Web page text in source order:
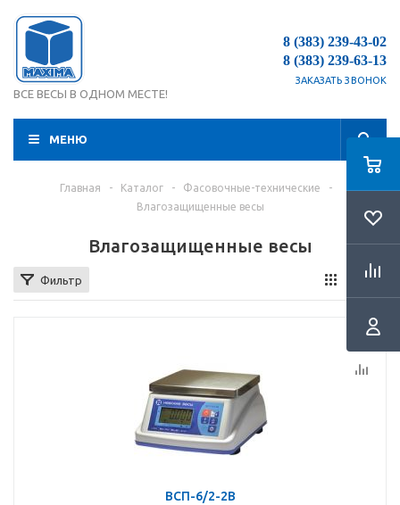
8 (383) 239-43-02
8 (383) 239-63-13
ЗАКАЗАТЬ ЗВОНОК
ВСЕ ВЕСЫ В ОДНОМ МЕСТЕ!
МЕНЮ
Главная - Каталог - Фасовочные-технические
-
Влагозащищенные весы
Влагозащищенные весы
Фильтр
ВСП-6/2-2В